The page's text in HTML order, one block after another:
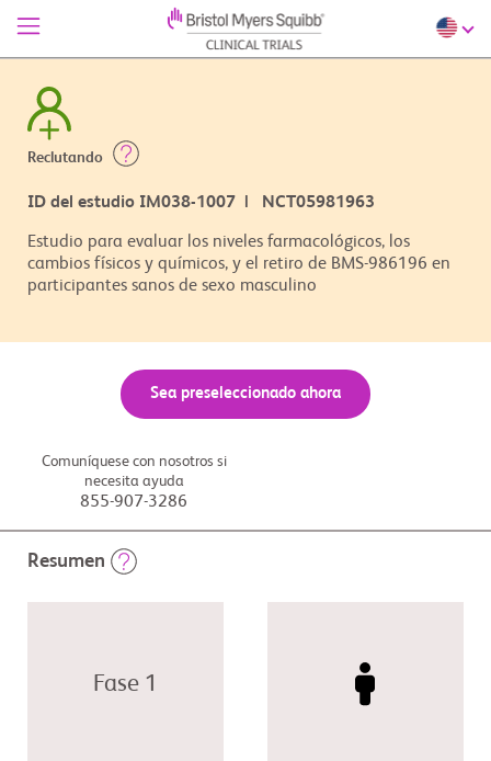
Reclutando
ID del estudio IM038-1007 | NCT05981963
Estudio para evaluar los niveles farmacológicos, los
cambios físicos y químicos, y el retiro de BMS-986196 en
participantes sanos de sexo masculino
Sea preseleccionado ahora
Comuníquese con nosotros si
necesita ayuda
855-907-3286
Resumen
Fase 1